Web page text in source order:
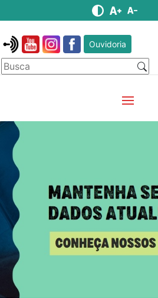
Ouvidoria